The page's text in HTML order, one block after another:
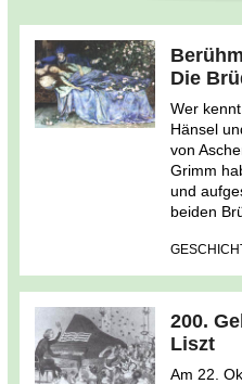
Die
Wer
Hänsel
von
Grimm
und
beiden
200.
Liszt
Am 22.